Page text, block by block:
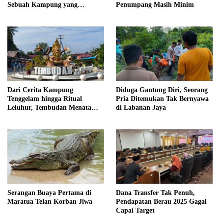
Sebuah Kampung yang
Penumpang Masih Minim
Dari Cerita Kampung
Tenggelam hingga Ritual
Leluhur, Tembudan Menata
Diduga Gantung Diri, Seorang
Pria Ditemukan Tak Bernyawa
di Labanan Jaya
Serangan Buaya Pertama di
Maratua Telan Korban Jiwa
Dana Transfer Tak Penuh,
Pendapatan Berau 2025 Gagal
Capai Target